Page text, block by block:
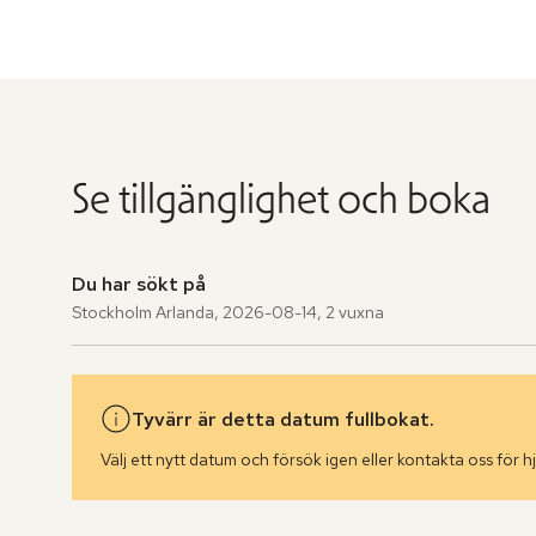
Se tillgänglighet och boka
Du har sökt på
Stockholm Arlanda, 2026-08-14, 2 vuxna
Tyvärr är detta datum fullbokat.
Välj ett nytt datum och försök igen eller kontakta oss för